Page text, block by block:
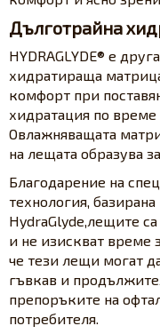
Дълготрайна
HYDRAGLYDE® е
хидратираща
комфорт при
хидратация по време
Овлажняващата
на лещата образува
Благодарение на
технология,
HydraGlyde,лещите
и не изискват време
че тези лещи могат
гъвкав и
препоръките на
потребителя.